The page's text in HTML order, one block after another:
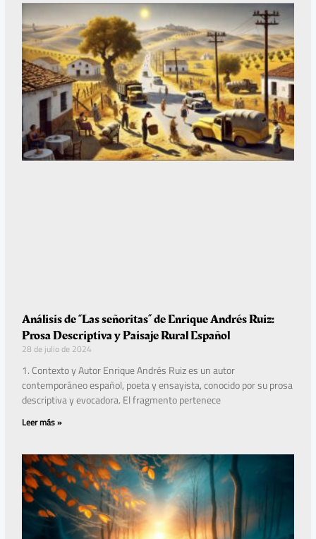
Análisis de “Las señoritas” de Enrique Andrés Ruiz:
Prosa Descriptiva y Paisaje Rural Español
28 de julio de 2024
1. Contexto y Autor Enrique Andrés Ruiz es un autor
contemporáneo español, poeta y ensayista, conocido por su prosa
descriptiva y evocadora. El fragmento pertenece
Leer más »